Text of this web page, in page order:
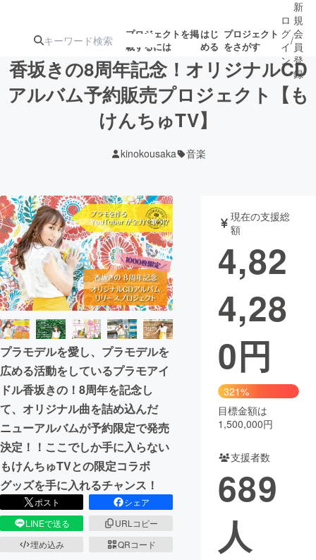
プロジェクトを掲
載するには
はじ
める
プロジェクト
をさがす
注目の新着プロ
ジェクト
募集終了が近いプ
テクノロジー・ガジェット
映像・映画 書籍・雑誌
ビジネス・起業 チャレンジ
まちづくり・地域活性化
CAMPFIRE for Social Good
CAMPFIRE Creation
CAMPFIREふるさと納税
コミュニティ
ロ
グ
イ
ン
/
新
規
会
員
登
録
香坂きの8周年記念！オリジナルCD
アルバム予約販売プロジェクト【も
けんちゅTV】
kinokousaka 音楽
プラモデルを愛し、プラモデルを
広める活動をしているプラモアイ
ドル香坂きの！8周年を記念し
て、オリジナル曲を詰め込んだ
ニューアルバムが予約限定で発売
決定！！ここでしか手に入らない
もけんちゅTVとの限定コラボ
グッズを手に入れるチャンス！
ポスト
シェア
LINEで送る
URLコピー
埋め込み
QRコード
現在の支援総
額
4,82
4,28
0円
321%
目標金額は
1,500,000円
支援者数
689
人